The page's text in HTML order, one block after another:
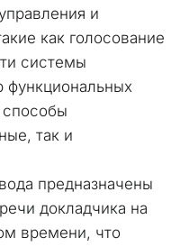
и
как голосование
системы
функциональных
так и
предназначены
докладчика на
времени, что